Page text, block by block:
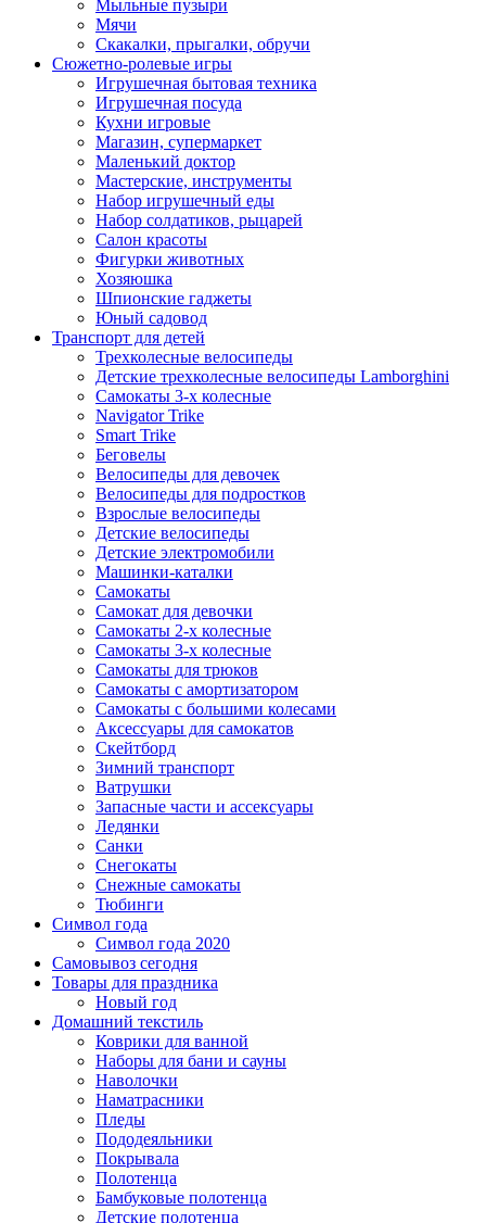
Мыльные пузыри
Мячи
Скакалки, прыгалки, обручи
Сюжетно-ролевые игры
Игрушечная бытовая техника
Игрушечная посуда
Кухни игровые
Магазин, супермаркет
Маленький доктор
Мастерские, инструменты
Набор игрушечный еды
Набор солдатиков, рыцарей
Салон красоты
Фигурки животных
Хозяюшка
Шпионские гаджеты
Юный садовод
Транспорт для детей
Трехколесные велосипеды
Детские трехколесные велосипеды Lamborghini
Самокаты 3-х колесные
Navigator Trike
Smart Trike
Беговелы
Велосипеды для девочек
Велосипеды для подростков
Взрослые велосипеды
Детские велосипеды
Детские электромобили
Машинки-каталки
Самокаты
Самокат для девочки
Самокаты 2-х колесные
Самокаты 3-х колесные
Самокаты для трюков
Самокаты с амортизатором
Самокаты с большими колесами
Аксессуары для самокатов
Скейтборд
Зимний транспорт
Ватрушки
Запасные части и ассексуары
Ледянки
Санки
Снегокаты
Снежные самокаты
Тюбинги
Символ года
Символ года 2020
Самовывоз сегодня
Товары для праздника
Новый год
Домашний текстиль
Коврики для ванной
Наборы для бани и сауны
Наволочки
Наматрасники
Пледы
Пододеяльники
Покрывала
Полотенца
Бамбуковые полотенца
Детские полотенца